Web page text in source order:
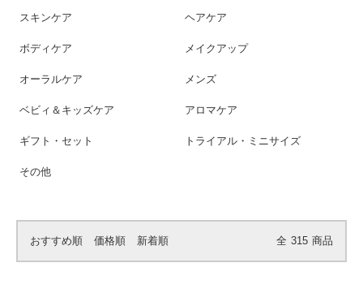
スキンケア ヘアケア
ボディケア メイクアップ
オーラルケア メンズ
ベビィ＆キッズケア アロマケア
ギフト・セット トライアル・ミニサイズ
その他
おすすめ順 価格順 新着順 全 315 商品